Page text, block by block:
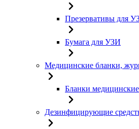
Презервативы для
Бумага для УЗИ
Медицинские бланки,
Бланки медицинские
Дезинфицирующие